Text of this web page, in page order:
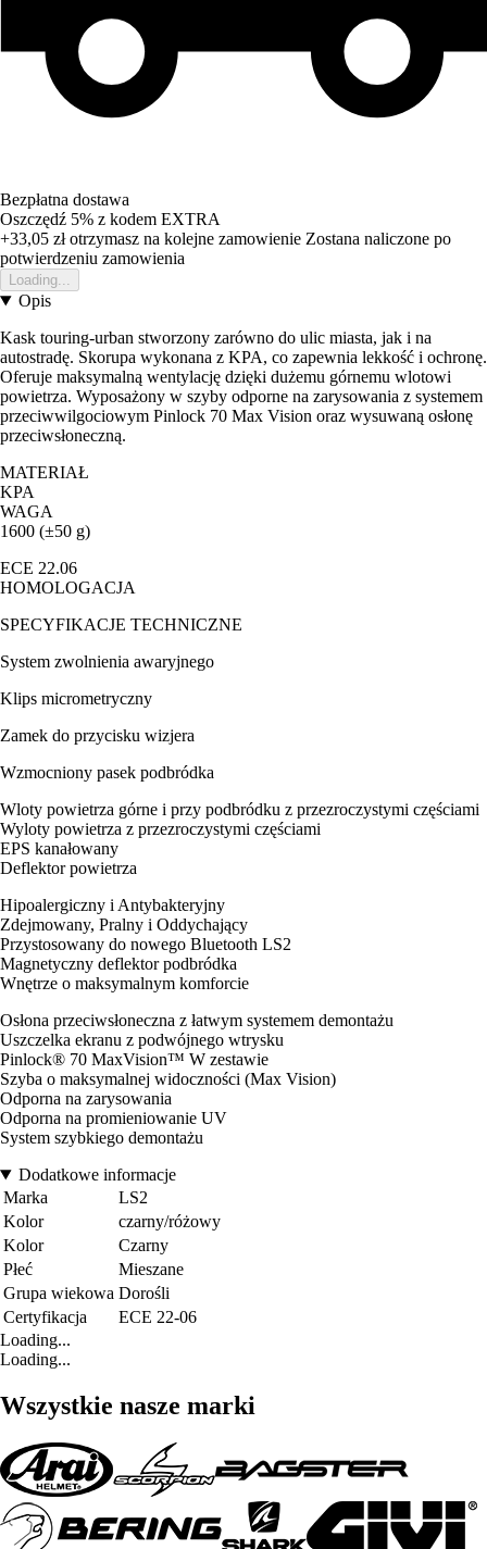
Bezpłatna dostawa
Oszczędź 5% z kodem EXTRA
+33,05 złotrzymasz na kolejne zamowienie Zostana naliczone po
potwierdzeniu zamowienia
Loading...
Opis
Kask touring-urban stworzony zarówno do ulic miasta, jak i na
autostradę. Skorupa wykonana z KPA, co zapewnia lekkość i ochronę.
Oferuje maksymalną wentylację dzięki dużemu górnemu wlotowi
powietrza. Wyposażony w szyby odporne na zarysowania z systemem
przeciwwilgociowym Pinlock 70 Max Vision oraz wysuwaną osłonę
przeciwsłoneczną.
MATERIAŁ
KPA
WAGA
1600 (±50 g)
ECE 22.06
HOMOLOGACJA
SPECYFIKACJE TECHNICZNE
System zwolnienia awaryjnego
Klips micrometryczny
Zamek do przycisku wizjera
Wzmocniony pasek podbródka
Wloty powietrza górne i przy podbródku z przezroczystymi częściami
Wyloty powietrza z przezroczystymi częściami
EPS kanałowany
Deflektor powietrza
Hipoalergiczny i Antybakteryjny
Zdejmowany, Pralny i Oddychający
Przystosowany do nowego Bluetooth LS2
Magnetyczny deflektor podbródka
Wnętrze o maksymalnym komforcie
Osłona przeciwsłoneczna z łatwym systemem demontażu
Uszczelka ekranu z podwójnego wtrysku
Pinlock® 70 MaxVision™ W zestawie
Szyba o maksymalnej widoczności (Max Vision)
Odporna na zarysowania
Odporna na promieniowanie UV
System szybkiego demontażu
Dodatkowe informacje
Marka
LS2
Kolor
czarny/różowy
Kolor
Czarny
Płeć
Mieszane
Grupa wiekowa Dorośli
Certyfikacja
ECE 22-06
Loading...
Loading...
Wszystkie nasze marki